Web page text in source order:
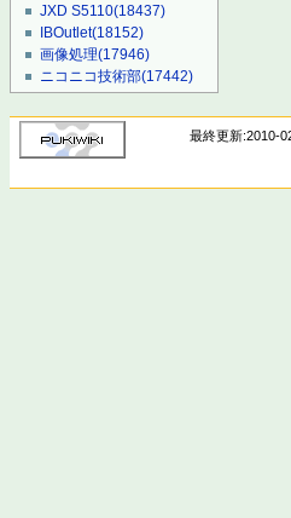
JXD S5110(18437)
IBOutlet(18152)
画像処理(17946)
ニコニコ技術部(17442)
最終更新:2010-